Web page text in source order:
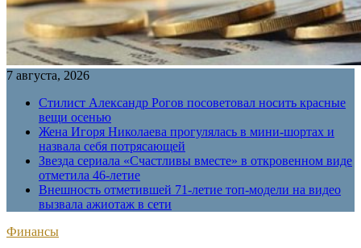
7 августа, 2026
Стилист Александр Рогов посоветовал носить красные
вещи осенью
Жена Игоря Николаева прогулялась в мини-шортах и
назвала себя потрясающей
Звезда сериала «Счастливы вместе» в откровенном виде
отметила 46-летие
Внешность отметившей 71-летие топ-модели на видео
вызвала ажиотаж в сети
Финансы